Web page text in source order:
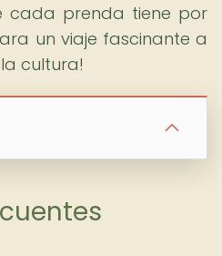
cada prenda tiene por
un viaje fascinante a
cultura!